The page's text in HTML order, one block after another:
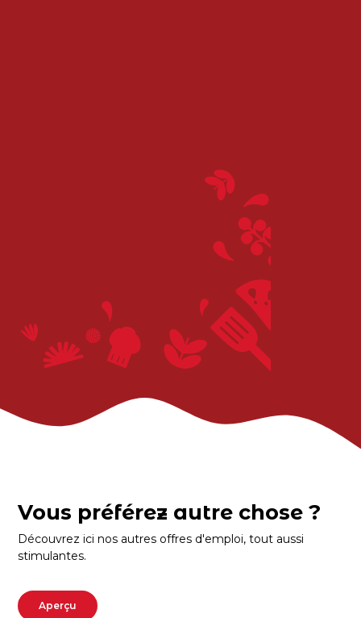
Vous préférez autre chose ?
Découvrez ici nos autres offres d'emploi, tout aussi
stimulantes.
Aperçu